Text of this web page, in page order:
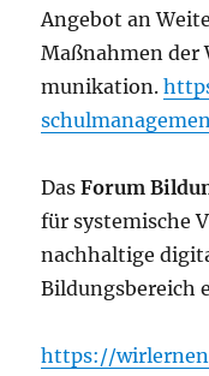
Angebot an
Maßnahmen
munikation.
DasForum
für systemische
nachhaltige
Bildungsbereich
https://